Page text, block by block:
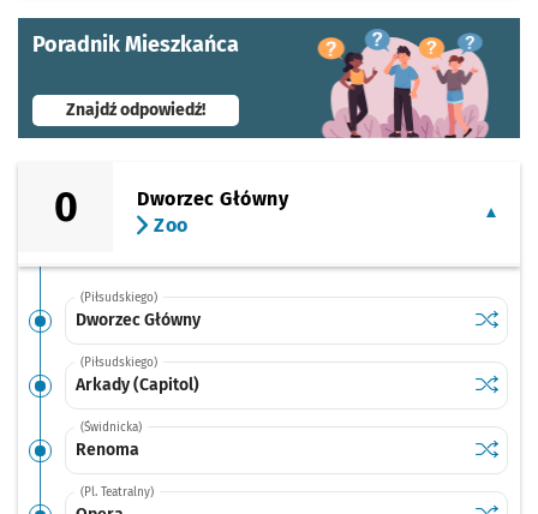
Poradnik Mieszkańca
Znajdź odpowiedź!- otworzy się w nowej karcie
0
Dworzec Główny
Zoo
(Piłsudskiego)
Dworzec Główny
(Piłsudskiego)
Arkady (Capitol)
(Świdnicka)
Renoma
(Pl. Teatralny)